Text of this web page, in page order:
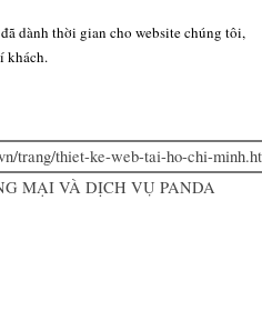
dành thời gian cho website chúng tôi,
khách.
trang/thiet-ke-web-tai-ho-chi-
MẠI VÀ DỊCH VỤ PANDA